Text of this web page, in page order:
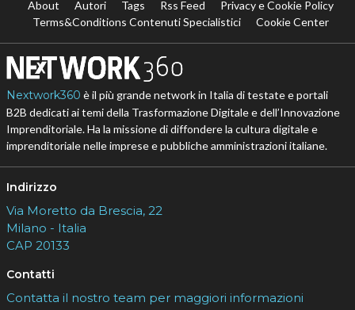
About Autori Tags Rss Feed
Privacy e Cookie Policy
Terms&Conditions Contenuti Specialistici
Cookie Center
Nextwork360 è il più grande network in Italia di testate e portali
B2B dedicati ai temi della Trasformazione Digitale e dell’Innovazione
Imprenditoriale. Ha la missione di diffondere la cultura digitale e
imprenditoriale nelle imprese e pubbliche amministrazioni italiane.
Indirizzo
Via Moretto da Brescia, 22
Milano - Italia
CAP 20133
Contatti
Contatta il nostro team per maggiori informazioni